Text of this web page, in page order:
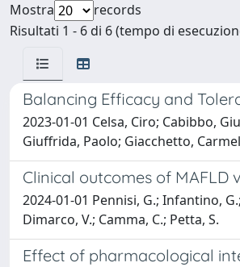
Mostra
records
Risultati 1 - 6 di 6 (tempo di
Balancing Efficacy and
2023-01-01 Celsa, Ciro; Cabibbo,
Giuffrida, Paolo; Giacchetto,
Clinical outcomes of MAFLD
2024-01-01 Pennisi, G.; Infantino,
Dimarco, V.; Camma, C.; Petta, S.
Effect of pharmacological